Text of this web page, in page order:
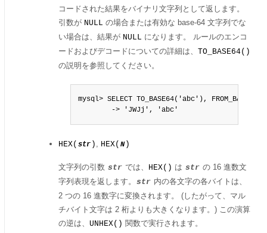
コードされた結果をバイナリ文字列として返します。
引数が NULL の場合または有効な base-64 文字列でな
い場合は、結果が NULL になります。 ルールのエンコ
ードおよびデコードについての詳細は、 TO_BASE64()
の説明を参照してください。
mysql> SELECT TO_BASE64('abc'),
        -> 'JWJj', 'abc'
HEX( str ) , HEX( N )
文字列の引数 str では、 HEX() は str の 16 進数文
字列表現を返します。 str 内の各文字の各バイトは、
2 つの 16 進数字に変換されます。 (したがって、マル
チバイト文字は 2 桁よりも大きくなります。) この演算
の逆は、 UNHEX() 関数で実行されます。